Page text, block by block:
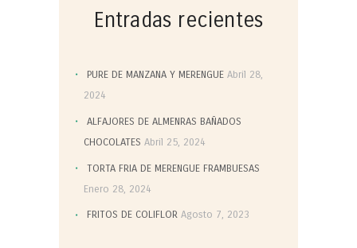
Entradas recientes
PURE DE MANZANA Y MERENGUE Abril 28,
2024
ALFAJORES DE ALMENRAS BAÑADOS
CHOCOLATES Abril 25, 2024
TORTA FRIA DE MERENGUE FRAMBUESAS
Enero 28, 2024
FRITOS DE COLIFLOR Agosto 7, 2023